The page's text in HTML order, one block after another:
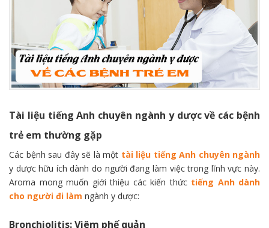
Tài liệu tiếng Anh chuyên ngành y dược về các bệnh
trẻ em thường gặp
Các bệnh sau đây sẽ là một tài liệu tiếng Anh chuyên ngành
y dược hữu ích dành do người đang làm việc trong lĩnh vực này.
Aroma mong muốn giới thiệu các kiến thức tiếng Anh dành
cho người đi làm ngành y dược:
Bronchiolitis: Viêm phế quản